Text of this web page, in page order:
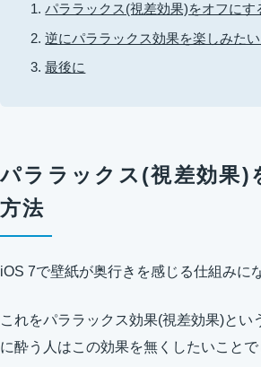
パララックス(視差効果)をオフにす
逆にパララックス効果を楽しみた
最後に
パララックス(視差効果)
方法
iOS 7で壁紙が奥行きを感じる仕組みに
これをパララックス効果(視差効果)とい
に酔う人はこの効果を無くしたいことで